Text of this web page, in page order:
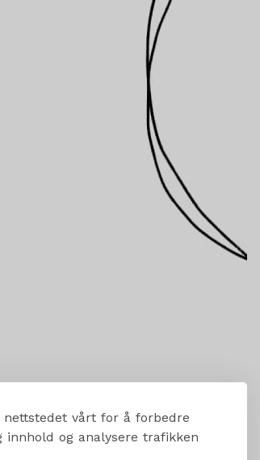
vårt for å forbedre
og analysere trafikken